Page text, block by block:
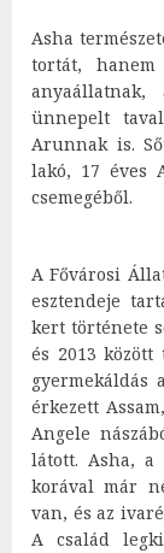
Asha
tortát,
ünnepelt
Arunnak is.
lakó, 17 éves
csemegéből.
A Fővárosi
esztendeje
kert története
és 2013
gyermekáldás
érkezett
Angele
látott. Asha, a
korával már
van, és az
A család